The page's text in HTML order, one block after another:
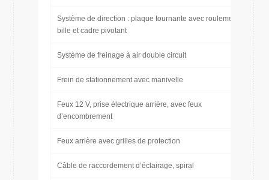
Système de direction : plaque tournante avec roulement à
bille et cadre pivotant
Système de freinage à air double circuit
Frein de stationnement avec manivelle
Feux 12 V, prise électrique arrière, avec feux
d’encombrement
Feux arrière avec grilles de protection
Câble de raccordement d’éclairage, spiral